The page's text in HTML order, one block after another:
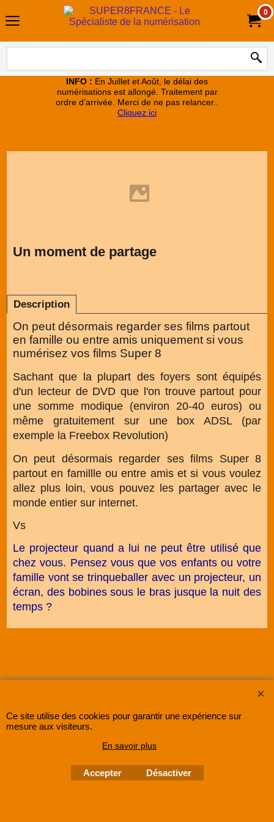
0
INFO : En Juillet et Août, le délai des
numérisations est allongé. Traitement par
ordre d’arrivée. Merci de ne pas relancer..
Cliquez ici
Un moment de partage
Description
On peut désormais regarder ses films partout
en famille ou entre amis uniquement si vous
numérisez vos films Super 8
Sachant que la plupart des foyers sont équipés
d'un lecteur de DVD que l'on trouve partout pour
une somme modique (environ 20-40 euros) ou
même gratuitement sur une box ADSL (par
exemple la Freebox Revolution)
On peut désormais regarder ses films Super 8
partout en famillle ou entre amis et si vous voulez
allez plus loin, vous pouvez les partager avec le
monde entier sur internet.
Vs
Le projecteur quand a lui ne peut être utilisé que
chez vous. Pensez vous que vos enfants ou votre
famille vont se trinqueballer avec un projecteur, un
écran, des bobines sous le bras jusque la nuit des
temps ?
Sociétés sous le numéro48285533500030 RCS Lille
Ce site utilise des cookies pour garantir une expérience sur
mesure aux visiteurs.
En savoir plus
Accepter Désactiver